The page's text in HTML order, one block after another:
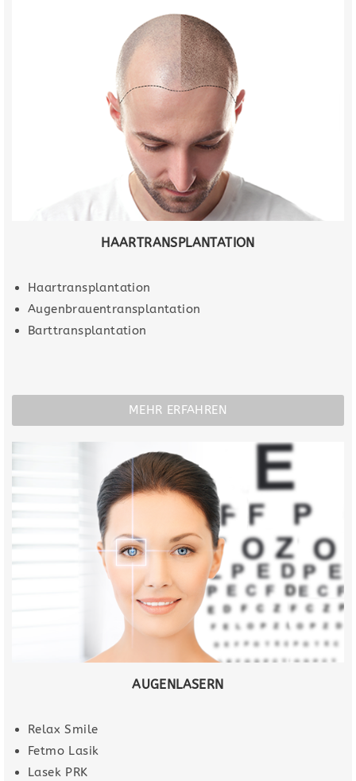
HAARTRANSPLANTATION
Haartransplantation
Augenbrauentransplantation
Barttransplantation
MEHR ERFAHREN
AUGENLASERN
Relax Smile
Fetmo Lasik
Lasek PRK